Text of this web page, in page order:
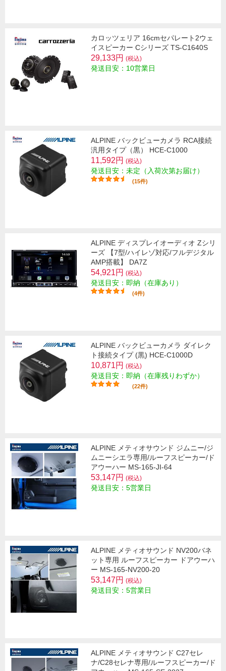
カロッツェリア 16cmセパレート2ウェ
イスピーカー Cシリーズ TS-C1640S
29,133円 (税込)
発送目安：10営業日
ALPINE バックビューカメラ RCA接続
汎用タイプ（黒） HCE-C1000
11,592円 (税込)
発送目安：未定（入荷次第お届け）
(15件)
ALPINE ディスプレイオーディオ Zシリ
ーズ 【7型/ハイレゾ対応/フルデジタル
AMP搭載】 DA7Z
54,921円 (税込)
発送目安：即納（在庫あり）
(4件)
ALPINE バックビューカメラ ダイレク
ト接続タイプ (黒) HCE-C1000D
10,871円 (税込)
発送目安：即納（在庫残りわずか）
(22件)
ALPINE メティオサウンド ジムニー/ジ
ムニーシエラ専用/ルーフスピーカー/ド
アウーハー MS-165-JI-64
53,147円 (税込)
発送目安：5営業日
ALPINE メティオサウンド NV200バネ
ット専用 ルーフスピーカー ドアウーハ
ー MS-165-NV200-20
53,147円 (税込)
発送目安：5営業日
ALPINE メティオサウンド C27セレ
ナ/C28セレナ専用/ルーフスピーカー/ド